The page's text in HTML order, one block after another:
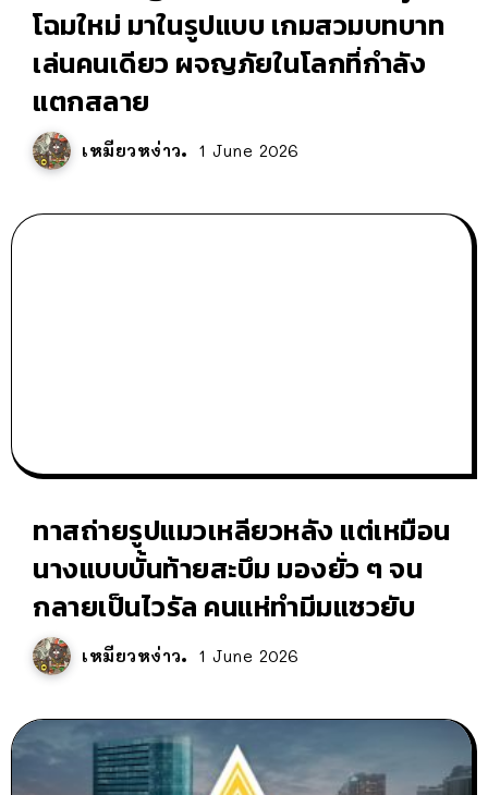
โฉมใหม่ มาในรูปแบบ เกมสวมบทบาท
เล่นคนเดียว ผจญภัยในโลกที่กำลัง
แตกสลาย
เหมียวหง่าว 1 June 2026
ทาสถ่ายรูปแมวเหลียวหลัง แต่เหมือน
นางแบบบั้นท้ายสะบึม มองยั่ว ๆ จน
กลายเป็นไวรัล คนแห่ทำมีมแซวยับ
เหมียวหง่าว 1 June 2026